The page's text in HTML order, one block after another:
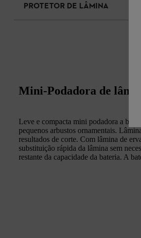
PROTETOR DE LÂMINA
Mini-Podadora de
Leve e compacta mini podadora a
pequenos arbustos ornamentais.
resultados de corte. Com lâmina de
substituição rápida da lâmina sem
restante da capacidade da bateria. A